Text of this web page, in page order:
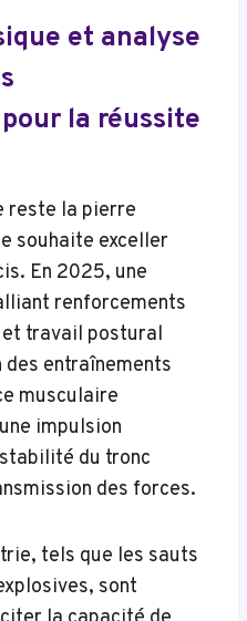
et analyse
la réussite
reste la pierre
souhaite exceller
En 2025, une
renforcements
travail postural
des entraînements
musculaire
impulsion
du tronc
des forces.
tels que les sauts
sont